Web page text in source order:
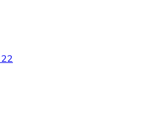
22